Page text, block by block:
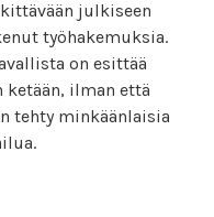
julkiseen
työhakemuksia.
on esittää
ilman että
tehty minkäänlaisia